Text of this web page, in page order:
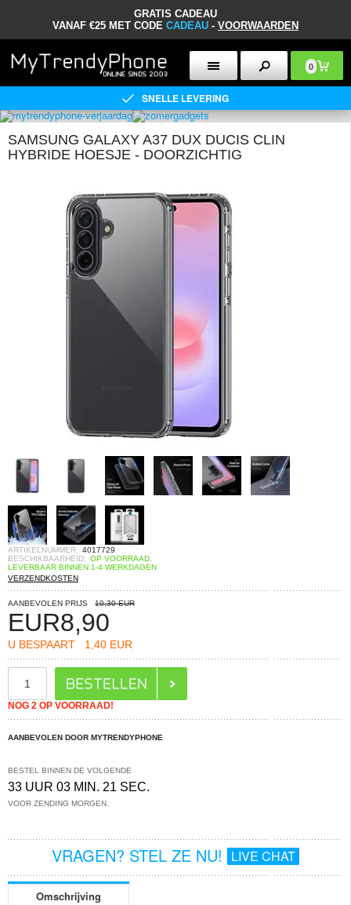
GRATIS CADEAU
VANAF €25 MET CODE CADEAU - VOORWAARDEN
0
SNELLE LEVERING
SAMSUNG GALAXY A37 DUX DUCIS CLIN
HYBRIDE HOESJE - DOORZICHTIG
ARTIKELNUMMER: 4017729
BESCHIKBAARHEID: OP VOORRAAD.
LEVERBAAR BINNEN 1-4 WERKDAGEN
VERZENDKOSTEN
AANBEVOLEN PRIJS 10,30 EUR
EUR8,90
U BESPAART 1,40 EUR
NOG 2 OP VOORRAAD!
AANBEVOLEN DOOR MYTRENDYPHONE
BESTEL BINNEN DE VOLGENDE
33 UUR 03 MIN. 21 SEC.
VOOR ZENDING MORGEN.
VRAGEN? STEL ZE NU! LIVE CHAT
Omschrijving